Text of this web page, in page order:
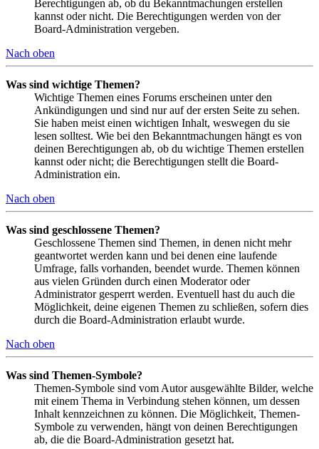
Berechtigungen ab, ob du Bekanntmachungen erstellen
kannst oder nicht. Die Berechtigungen werden von der
Board-Administration vergeben.
Nach oben
Was sind wichtige Themen?
Wichtige Themen eines Forums erscheinen unter den
Ankündigungen und sind nur auf der ersten Seite zu sehen.
Sie haben meist einen wichtigen Inhalt, weswegen du sie
lesen solltest. Wie bei den Bekanntmachungen hängt es von
deinen Berechtigungen ab, ob du wichtige Themen erstellen
kannst oder nicht; die Berechtigungen stellt die Board-
Administration ein.
Nach oben
Was sind geschlossene Themen?
Geschlossene Themen sind Themen, in denen nicht mehr
geantwortet werden kann und bei denen eine laufende
Umfrage, falls vorhanden, beendet wurde. Themen können
aus vielen Gründen durch einen Moderator oder
Administrator gesperrt werden. Eventuell hast du auch die
Möglichkeit, deine eigenen Themen zu schließen, sofern dies
durch die Board-Administration erlaubt wurde.
Nach oben
Was sind Themen-Symbole?
Themen-Symbole sind vom Autor ausgewählte Bilder, welche
mit einem Thema in Verbindung stehen können, um dessen
Inhalt kennzeichnen zu können. Die Möglichkeit, Themen-
Symbole zu verwenden, hängt von deinen Berechtigungen
ab, die die Board-Administration gesetzt hat.